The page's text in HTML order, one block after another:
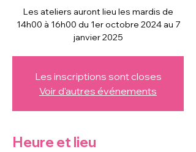
Les ateliers auront lieu les mardis de
14h00 à 16h00 du 1er octobre 2024 au 7
janvier 2025
Les inscriptions sont closes
Voir d'autres événements
Heure et lieu